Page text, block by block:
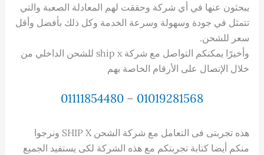
يبحثون عنها في أي شركة وحققت لهم المعادلة الصعبة والتي
تتمثل في جودة وسهولة وسرعة الخدمة وكل ذلك بأفضل وأقل
سعر للشحن.
وأخيرًا يمكنكم التواصل مع شركة ship x للشحن الداخلي من
خلال الإتصال على الأرقام الخاصة بهم
01019281568
–
01111854480
هذه تجربتى فى التعامل مع شركة الشحن SHIP X ونرجوا
منكم أيضا كتابة تجربتكم مع هذه الشركة لكى يستفيد الجميع